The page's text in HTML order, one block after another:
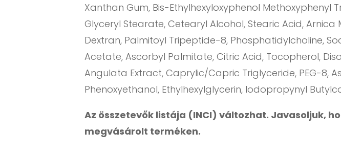
Xanthan Gum, Bis-Ethylhexyloxyphenol Methoxyphenyl
Glyceryl Stearate, Cetearyl Alcohol, Stearic Acid,
Dextran, Palmitoyl Tripeptide-8, Phosphatidylcholine,
Acetate, Ascorbyl Palmitate, Citric Acid, Tocopherol,
Angulata Extract, Caprylic/Capric Triglyceride, PEG-8,
Phenoxyethanol, Ethylhexylglycerin, Iodopropynyl
Az összetevők listája (INCI) változhat. Javasoljuk,
megvásárolt terméken.